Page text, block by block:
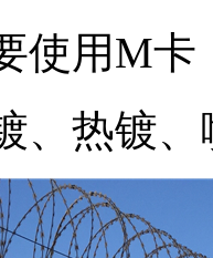
要使用
、热镀